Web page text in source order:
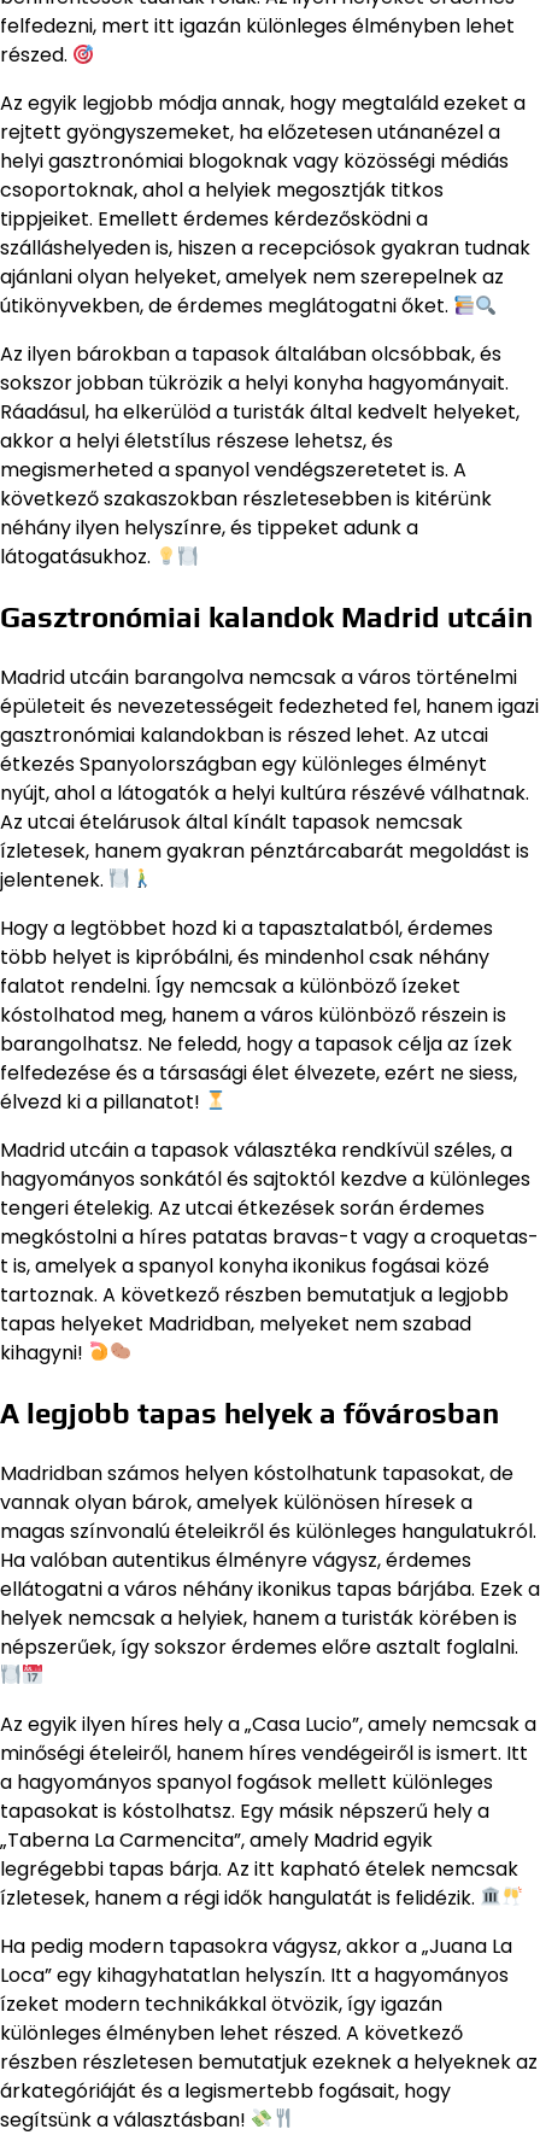
felfedezni, mert itt igazán különleges élményben lehet
részed.
Az egyik legjobb módja annak, hogy megtaláld ezeket a
rejtett gyöngyszemeket, ha előzetesen utánanézel a
helyi gasztronómiai blogoknak vagy közösségi médiás
csoportoknak, ahol a helyiek megosztják titkos
tippjeiket. Emellett érdemes kérdezősködni a
szálláshelyeden is, hiszen a recepciósok gyakran tudnak
ajánlani olyan helyeket, amelyek nem szerepelnek az
útikönyvekben, de érdemes meglátogatni őket.
Az ilyen bárokban a tapasok általában olcsóbbak, és
sokszor jobban tükrözik a helyi konyha hagyományait.
Ráadásul, ha elkerülöd a turisták által kedvelt helyeket,
akkor a helyi életstílus részese lehetsz, és
megismerheted a spanyol vendégszeretetet is. A
következő szakaszokban részletesebben is kitérünk
néhány ilyen helyszínre, és tippeket adunk a
látogatásukhoz.
Gasztronómiai kalandok Madrid utcáin
Madrid utcáin barangolva nemcsak a város történelmi
épületeit és nevezetességeit fedezheted fel, hanem igazi
gasztronómiai kalandokban is részed lehet. Az utcai
étkezés Spanyolországban egy különleges élményt
nyújt, ahol a látogatók a helyi kultúra részévé válhatnak.
Az utcai ételárusok által kínált tapasok nemcsak
ízletesek, hanem gyakran pénztárcabarát megoldást is
jelentenek.
Hogy a legtöbbet hozd ki a tapasztalatból, érdemes
több helyet is kipróbálni, és mindenhol csak néhány
falatot rendelni. Így nemcsak a különböző ízeket
kóstolhatod meg, hanem a város különböző részein is
barangolhatsz. Ne feledd, hogy a tapasok célja az ízek
felfedezése és a társasági élet élvezete, ezért ne siess,
élvezd ki a pillanatot!
Madrid utcáin a tapasok választéka rendkívül széles, a
hagyományos sonkától és sajtoktól kezdve a különleges
tengeri ételekig. Az utcai étkezések során érdemes
megkóstolni a híres patatas bravas-t vagy a croquetas-
t is, amelyek a spanyol konyha ikonikus fogásai közé
tartoznak. A következő részben bemutatjuk a legjobb
tapas helyeket Madridban, melyeket nem szabad
kihagyni!
A legjobb tapas helyek a fővárosban
Madridban számos helyen kóstolhatunk tapasokat, de
vannak olyan bárok, amelyek különösen híresek a
magas színvonalú ételeikről és különleges hangulatukról.
Ha valóban autentikus élményre vágysz, érdemes
ellátogatni a város néhány ikonikus tapas bárjába. Ezek a
helyek nemcsak a helyiek, hanem a turisták körében is
népszerűek, így sokszor érdemes előre asztalt foglalni.
Az egyik ilyen híres hely a „Casa Lucio”, amely nemcsak a
minőségi ételeiről, hanem híres vendégeiről is ismert. Itt
a hagyományos spanyol fogások mellett különleges
tapasokat is kóstolhatsz. Egy másik népszerű hely a
„Taberna La Carmencita”, amely Madrid egyik
legrégebbi tapas bárja. Az itt kapható ételek nemcsak
ízletesek, hanem a régi idők hangulatát is felidézik.
Ha pedig modern tapasokra vágysz, akkor a „Juana La
Loca” egy kihagyhatatlan helyszín. Itt a hagyományos
ízeket modern technikákkal ötvözik, így igazán
különleges élményben lehet részed. A következő
részben részletesen bemutatjuk ezeknek a helyeknek az
árkategóriáját és a legismertebb fogásait, hogy
segítsünk a választásban!